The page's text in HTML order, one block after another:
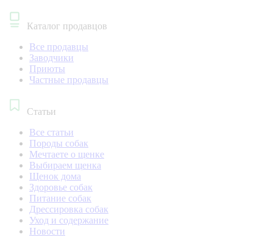
Каталог продавцов
Все продавцы
Заводчики
Приюты
Частные продавцы
Статьи
Все статьи
Породы собак
Мечтаете о щенке
Выбираем щенка
Щенок дома
Здоровье собак
Питание собак
Дрессировка собак
Уход и содержание
Новости